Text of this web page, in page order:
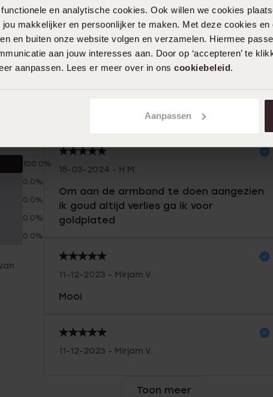
en analytische cookies. Ook willen we cookies
makkelijker en persoonlijker te maken. Met deze cookies
en buiten onze website volgen en verzamelen. Hiermee
aan jouw interesses aan. Door op ‘accepteren’ te
aanpassen. Lees er meer over in ons cookiebeleid.
Aanpassen
100.0%
0.0%
0.0%
0.0%
0.0%
15-03-2024 - H M.
Om aan de armband te doen aangezien
ik goud altijd verlies ga ik voor
goldplated
11-12-2023 - Mirjam V.
Mooi
11-12-2023 - Mirjam V.
Toon meer